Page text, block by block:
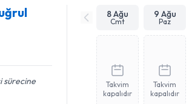
sürecine
8 Ağu
Cmt
9 Ağu
Paz
Takvim
kapalıdır
Takvim
kapalıdır